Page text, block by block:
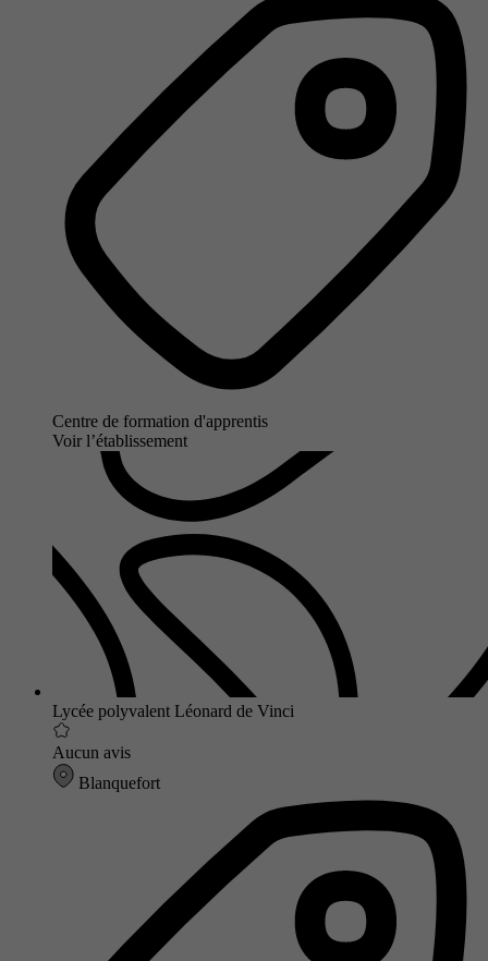
Centre de formation d'apprentis
Voir l’établissement
Lycée polyvalent Léonard de Vinci
Aucun avis
Blanquefort